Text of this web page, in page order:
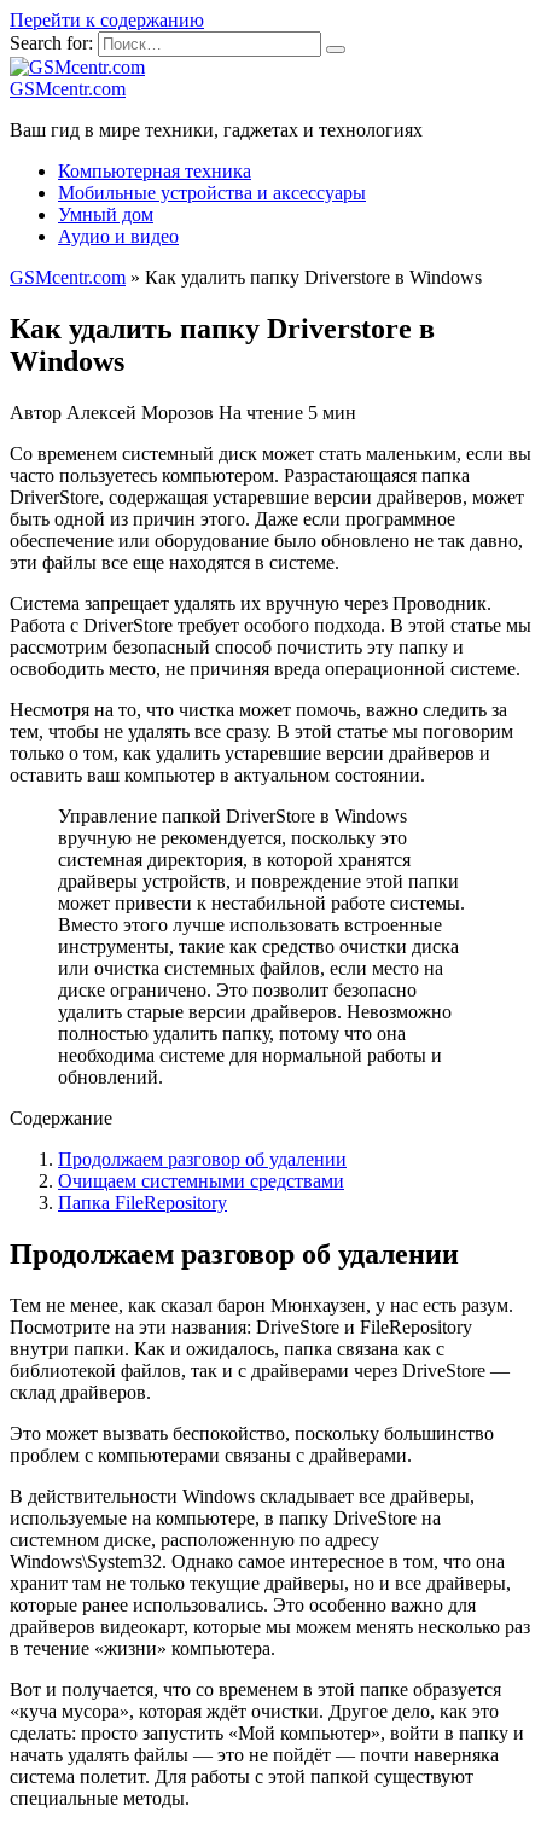
Перейти к содержанию
Search for:
GSMcentr.com
Ваш гид в мире техники, гаджетах и технологиях
Компьютерная техника
Мобильные устройства и аксессуары
Умный дом
Аудио и видео
GSMcentr.com » Как удалить папку Driverstore в Windows
Как удалить папку Driverstore в
Windows
Автор Алексей Морозов На чтение 5 мин
Со временем системный диск может стать маленьким, если вы
часто пользуетесь компьютером. Разрастающаяся папка
DriverStore, содержащая устаревшие версии драйверов, может
быть одной из причин этого. Даже если программное
обеспечение или оборудование было обновлено не так давно,
эти файлы все еще находятся в системе.
Система запрещает удалять их вручную через Проводник.
Работа с DriverStore требует особого подхода. В этой статье мы
рассмотрим безопасный способ почистить эту папку и
освободить место, не причиняя вреда операционной системе.
Несмотря на то, что чистка может помочь, важно следить за
тем, чтобы не удалять все сразу. В этой статье мы поговорим
только о том, как удалить устаревшие версии драйверов и
оставить ваш компьютер в актуальном состоянии.
Управление папкой DriverStore в Windows
вручную не рекомендуется, поскольку это
системная директория, в которой хранятся
драйверы устройств, и повреждение этой папки
может привести к нестабильной работе системы.
Вместо этого лучше использовать встроенные
инструменты, такие как средство очистки диска
или очистка системных файлов, если место на
диске ограничено. Это позволит безопасно
удалить старые версии драйверов. Невозможно
полностью удалить папку, потому что она
необходима системе для нормальной работы и
обновлений.
Содержание
Продолжаем разговор об удалении
Очищаем системными средствами
Папка FileRepository
Продолжаем разговор об удалении
Тем не менее, как сказал барон Мюнхаузен, у нас есть разум.
Посмотрите на эти названия: DriveStore и FileRepository
внутри папки. Как и ожидалось, папка связана как с
библиотекой файлов, так и с драйверами через DriveStore —
склад драйверов.
Это может вызвать беспокойство, поскольку большинство
проблем с компьютерами связаны с драйверами.
В действительности Windows складывает все драйверы,
используемые на компьютере, в папку DriveStore на
системном диске, расположенную по адресу
Windows\System32. Однако самое интересное в том, что она
хранит там не только текущие драйверы, но и все драйверы,
которые ранее использовались. Это особенно важно для
драйверов видеокарт, которые мы можем менять несколько раз
в течение «жизни» компьютера.
Вот и получается, что со вpеменем в этой папке образуется
«куча мусора», которая ждёт очистки. Другое дело, как это
сделать: просто запустить «Мой компьютер», войти в папку и
начать удалять файлы — это не пойдёт — почти наверняка
система полетит. Для работы с этой папкой существуют
специальные методы.